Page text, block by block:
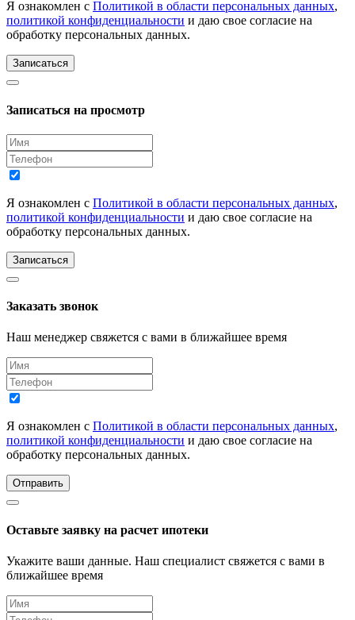
Я ознакомлен с Политикой в области персональных данных,
политикой конфиденциальности и даю свое согласие на
обработку персональных данных.
Записаться
Записаться на просмотр
Я ознакомлен с Политикой в области персональных данных,
политикой конфиденциальности и даю свое согласие на
обработку персональных данных.
Записаться
Заказать звонок
Наш менеджер свяжется с вами в ближайшее время
Я ознакомлен с Политикой в области персональных данных,
политикой конфиденциальности и даю свое согласие на
обработку персональных данных.
Отправить
Оставьте заявку на расчет ипотеки
Укажите ваши данные. Наш специалист свяжется с вами в
ближайшее время